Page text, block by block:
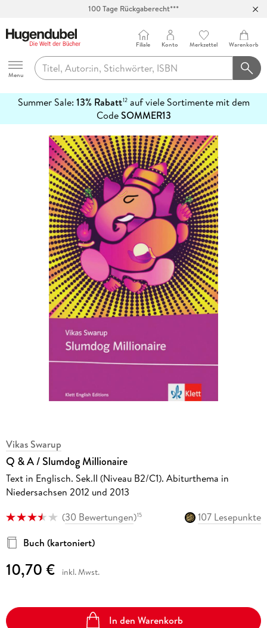
100 Tage Rückgaberecht***
Hugendubel
Menu
Filiale Konto Merkzettel Warenkorb
Summer Sale: 13% Rabatt12auf viele Sortimente mit dem
CodeSOMMER13
erfahren
Vikas Swarup
Q & A / Slumdog Millionaire
Text in Englisch. Sek.II (Niveau B2/C1). Abiturthema in
Niedersachsen 2012 und 2013
(30 Bewertungen)15
107 Lesepunkte
Buch (kartoniert)
10,70 € inkl. Mwst.
In den Warenkorb